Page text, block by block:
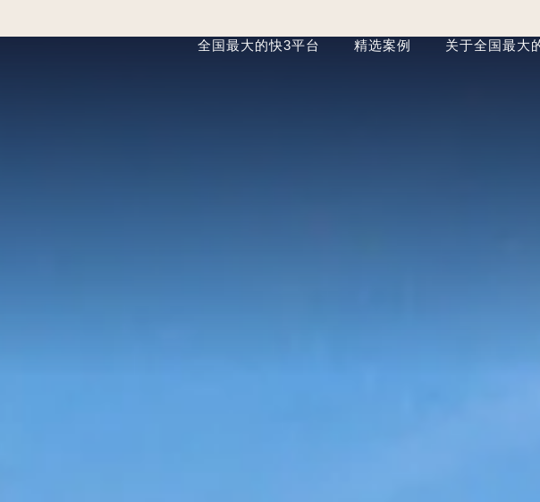
全国最大的快3平台 精选案例 关于全国最大